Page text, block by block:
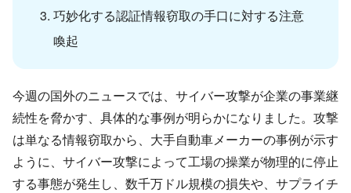
巧妙化する認証情報窃取の手口に対する注意
喚起
今週の国外のニュースでは、サイバー攻撃が企業の事業継
続性を脅かす、具体的な事例が明らかになりました。攻撃
は単なる情報窃取から、大手自動車メーカーの事例が示す
ように、サイバー攻撃によって工場の操業が物理的に停止
する事態が発生し、数千万ドル規模の損失や、サプライチ